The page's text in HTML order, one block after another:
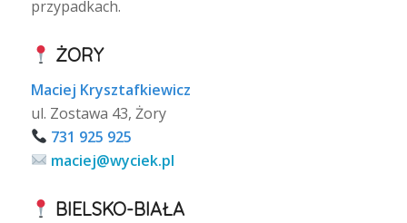
przypadkach.
ŻORY
Maciej Krysztafkiewicz
ul. Zostawa 43, Żory
731 925 925
maciej@wyciek.pl
BIELSKO-BIAŁA